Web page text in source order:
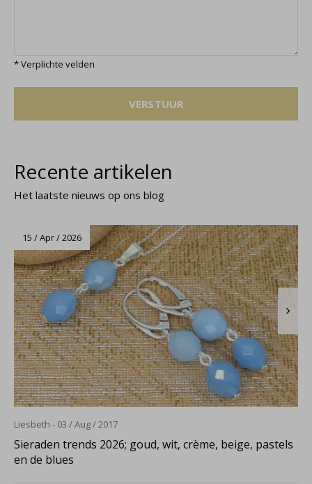
* Verplichte velden
VERSTUUR
Recente artikelen
Het laatste nieuws op ons blog
15 / Apr / 2026
Liesbeth - 03 / Aug / 2017
Sieraden trends 2026; goud, wit, crème, beige, pastels
en de blues